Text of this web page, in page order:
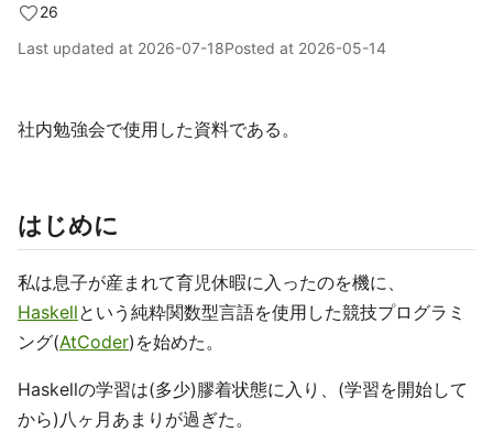
26
Last updated at 2026-07-18Posted at 2026-05-14
社内勉強会で使用した資料である。
はじめに
私は息子が産まれて育児休暇に入ったのを機に、
Haskellという純粋関数型言語を使用した競技プログラミ
ング(AtCoder)を始めた。
Haskellの学習は(多少)膠着状態に入り、(学習を開始して
から)八ヶ月あまりが過ぎた。